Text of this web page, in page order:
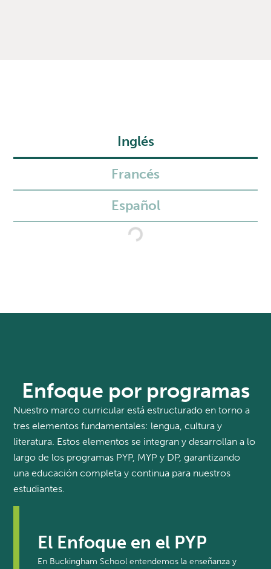
Inglés
Francés
Español
Enfoque por programas
Nuestro marco curricular está estructurado en torno a
tres elementos fundamentales: lengua, cultura y
literatura. Estos elementos se integran y desarrollan a lo
largo de los programas PYP, MYP y DP, garantizando
una educación completa y continua para nuestros
estudiantes.
El Enfoque en el PYP
En Buckingham School entendemos la enseñanza y